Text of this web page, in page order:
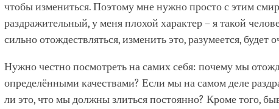
чтобы измениться. Поэтому мне нужно просто с этим
раздражительный, у меня плохой характер – я такой
сильно отождествляться, изменить это, разумеется, будет
Нужно честно посмотреть на самих себя: почему мы
определёнными качествами? Если мы на самом деле
ли это, что мы должны злиться постоянно? Кроме того,